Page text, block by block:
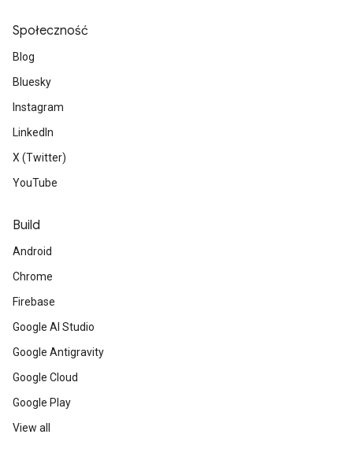
Społeczność
Blog
Bluesky
Instagram
LinkedIn
X (Twitter)
YouTube
Build
Android
Chrome
Firebase
Google AI Studio
Google Antigravity
Google Cloud
Google Play
View all